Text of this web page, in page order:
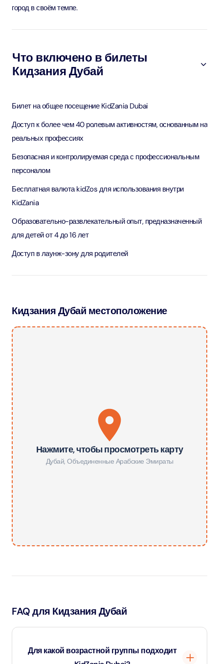
город в своём темпе.
Что включено в билеты
Кидзания Дубай
Билет на общее посещение KidZania Dubai
Доступ к более чем 40 ролевым активностям, основанным на
реальных профессиях
Безопасная и контролируемая среда с профессиональным
персоналом
Бесплатная валюта kidZos для использования внутри
KidZania
Образовательно-развлекательный опыт, предназначенный
для детей от 4 до 16 лет
Доступ в лаунж-зону для родителей
Кидзания Дубай местоположение
Нажмите, чтобы просмотреть карту
Дубай, Объединенные Арабские Эмираты
FAQ для Кидзания Дубай
Для какой возрастной группы подходит